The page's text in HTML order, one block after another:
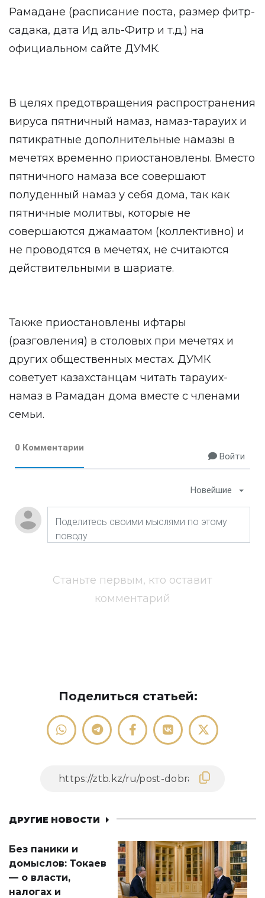
Рамадане (расписание поста, размер фитр-
садака, дата Ид аль-Фитр и т.д.) на
официальном сайте ДУМК.
В целях предотвращения распространения
вируса пятничный намаз, намаз-тарауих и
пятикратные дополнительные намазы в
мечетях временно приостановлены. Вместо
пятничного намаза все совершают
полуденный намаз у себя дома, так как
пятничные молитвы, которые не
совершаются джамаатом (коллективно) и
не проводятся в мечетях, не считаются
действительными в шариате.
Также приостановлены ифтары
(разговления) в столовых при мечетях и
других общественных местах. ДУМК
советует казахстанцам читать тарауих-
намаз в Рамадан дома вместе с членами
семьи.
0 Комментарии
Войти
Новейшие
Станьте первым, кто оставит
комментарий
Поделиться статьей:
ДРУГИЕ НОВОСТИ
Без паники и
домыслов: Токаев
— о власти,
налогах и